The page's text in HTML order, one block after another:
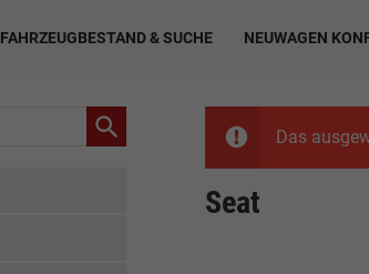
FAHRZEUGBESTAND & SUCHE NEUWAGEN
Das
Seat